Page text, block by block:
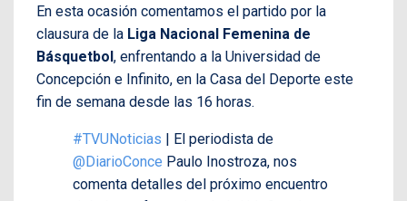
En esta ocasión comentamos el partido por la
clausura de la Liga Nacional Femenina de
Básquetbol, enfrentando a la Universidad de
Concepción e Infinito, en la Casa del Deporte este
fin de semana desde las 16 horas.
#TVUNoticias | El periodista de
@DiarioConce Paulo Inostroza, nos
comenta detalles del próximo encuentro